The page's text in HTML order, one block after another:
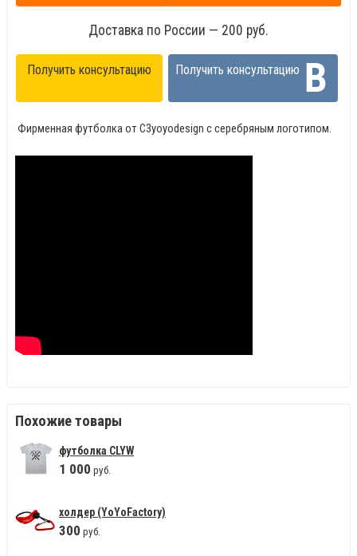
Похожие товары
футболка CLYW
1 000 руб.
холдер (YoYoFactory)
300 руб.
Доставка по России — 200 руб.
Получить консультацию Получить консультацию
Фирменная футболка от C3yoyodesign с серебряным логотипом.